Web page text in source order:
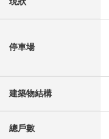
停車場
建築物結構
總戶數